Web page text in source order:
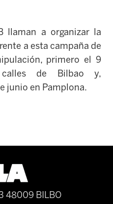
llaman a organizar la
a esta campaña de
primero el 9
de Bilbao y,
junio en Pamplona.
48009 BILBO